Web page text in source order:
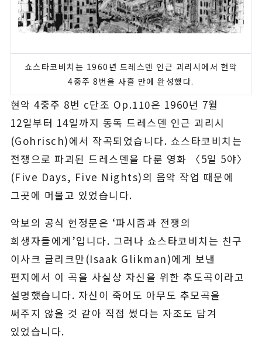
쇼스타코비치는 1960년 드레스덴 인근 괴리시에서 현악
4중주 8번을 사흘 만에 완성했다.
현악 4중주 8번 c단조 Op.110은 1960년 7월
12일부터 14일까지 동독 드레스덴 인근 괴리시
(Gohrisch)에서 작곡되었습니다. 쇼스타코비치는
전쟁으로 파괴된 드레스덴을 다룬 영화 〈5일 5야〉
(Five Days, Five Nights)의 음악 작업 때문에
그곳에 머물고 있었습니다.
악보의 공식 헌정문은 ‘파시즘과 전쟁의
희생자들에게’입니다. 그러나 쇼스타코비치는 친구
이사크 글리크만(Isaak Glikman)에게 보낸
편지에서 이 곡을 사실상 자신을 위한 추도곡이라고
설명했습니다. 자신이 죽어도 아무도 추모곡을
써주지 않을 것 같아 직접 썼다는 자조도 담겨
있었습니다.